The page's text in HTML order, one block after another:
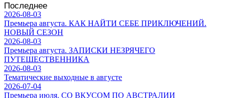
Последнее
2026-08-03
Премьера августа. КАК НАЙТИ СЕБЕ ПРИКЛЮЧЕНИЙ.
НОВЫЙ СЕЗОН
2026-08-03
Премьера августа. ЗАПИСКИ НЕЗРЯЧЕГО
ПУТЕШЕСТВЕННИКА
2026-08-03
Тематические выходные в августе
2026-07-04
Премьера июля. СО ВКУСОМ ПО АВСТРАЛИИ